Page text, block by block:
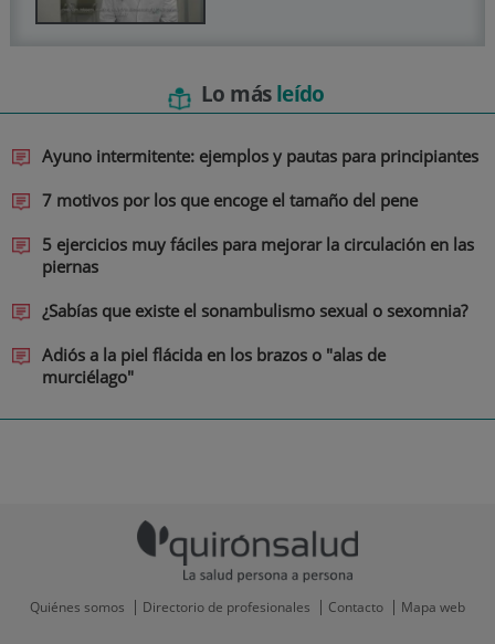
Lo másleído
Ayuno intermitente: ejemplos y pautas para principiantes
7 motivos por los que encoge el tamaño del pene
5 ejercicios muy fáciles para mejorar la circulación en las
piernas
¿Sabías que existe el sonambulismo sexual o sexomnia?
Adiós a la piel flácida en los brazos o "alas de
murciélago"
Quiénes somos Directorio de profesionales Contacto Mapa web